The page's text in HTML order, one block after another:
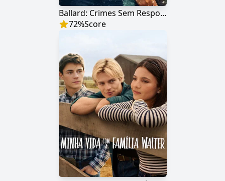
Ballard: Crimes Sem Resposta
72%Score